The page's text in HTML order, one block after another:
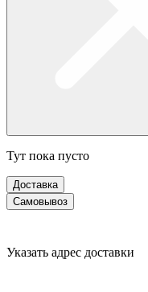
Тут пока пусто
Доставка
Самовывоз
Указать адрес доставки